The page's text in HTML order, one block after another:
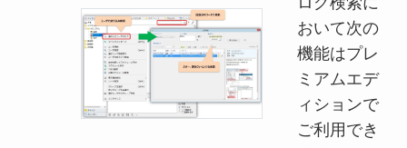
おいて次の
機能はプレ
ミアムエデ
ィションで
ご利用でき